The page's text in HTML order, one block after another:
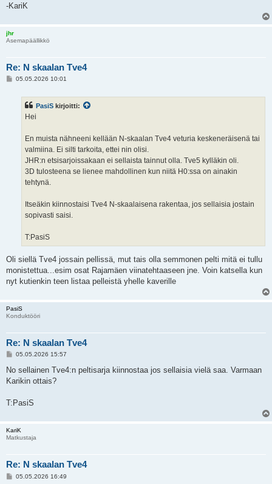
-KariK
jhr
Asemapäällikkö
Re: N skaalan Tve4
V05.05.2026 10:01
PasiS kirjoitti:
Hei
En muista nähneeni kellään N-skaalan Tve4 veturia keskeneräisenä tai
valmiina. Ei silti tarkoita, ettei nin olisi.
JHR:n etsisarjoissakaan ei sellaista tainnut olla. Tve5 kylläkin oli.
3D tulosteena se lienee mahdollinen kun niitä H0:ssa on ainakin
tehtynä.
Itseäkin kiinnostaisi Tve4 N-skaalaisena rakentaa, jos sellaisia jostain
sopivasti saisi.
T:PasiS
Oli siellä Tve4 jossain pellissä, mut tais olla semmonen pelti mitä ei tullu
monistettua...esim osat Rajamäen viinatehtaaseen jne. Voin katsella kun
nyt kutienkin teen listaa pelleistä yhelle kaverille
PasiS
Konduktööri
Re: N skaalan Tve4
V
e
t
05.05.2026 15:57
No sellainen Tve4:n peltisarja kiinnostaa jos sellaisia vielä saa. Varmaan
Karikin ottais?
T:PasiS
KariK
Matkustaja
Re: N skaalan Tve4
V05.05.2026 16:49